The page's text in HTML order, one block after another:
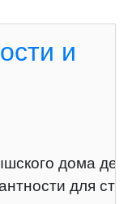
и
дома
для